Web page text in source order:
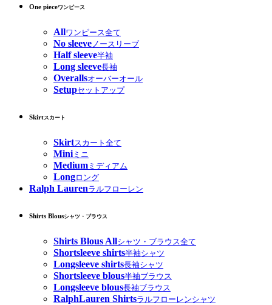
One pieceワンピース
Allワンピース全て
No sleeveノースリーブ
Half sleeve半袖
Long sleeve長袖
Overallsオーバーオール
Setupセットアップ
Skirtスカート
Skirtスカート全て
Miniミニ
Medium ミディアム
Longロング
Ralph Laurenラルフローレン
Shirts Blousシャツ・ブラウス
Shirts Blous Allシャツ・ブラウス全て
Shortsleeve shirts半袖シャツ
Longsleeve shirts長袖シャツ
Shortsleeve blous半袖ブラウス
Longsleeve blous長袖ブラウス
RalphLauren Shirtsラルフローレンシャツ